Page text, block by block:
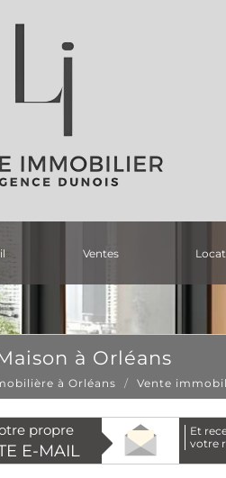
ventes
à Orléans
à Orléans Vente
propre
E-MAIL
et recevez les biens correspondants à
votre